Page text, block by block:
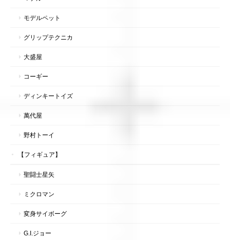
モデルペット
グリップテクニカ
大盛屋
コーギー
ディンキートイズ
萬代屋
野村トーイ
【フィギュア】
聖闘士星矢
ミクロマン
変身サイボーグ
G.I.ジョー